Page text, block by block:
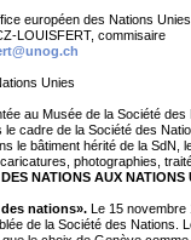
européen des Nations
LOUISFERT, commisaire
Unies
au Musée de la Société
le cadre de la Société des
le bâtiment hérité de la SdN,
photographies,
NATIONS AUX NATIONS
nations». Le 15 novembre
de la Société des Nations.